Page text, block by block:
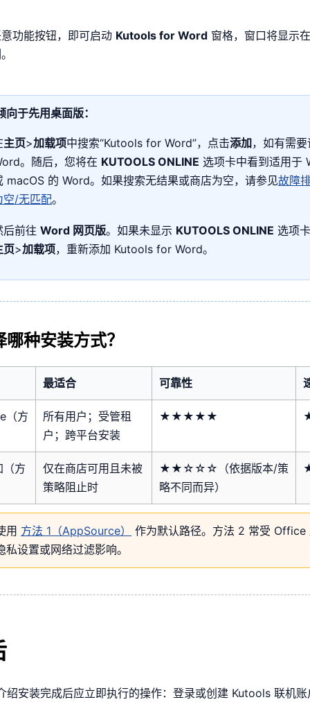
功能按钮，即可启动 Kutools for Word 窗格，窗口将显示
向于先用桌面版：
主页>加载项中搜索“Kutools for Word”，点击添加，如有需
。随后，您将在 KUTOOLS ONLINE 选项卡中看到适用于
macOS 的 Word。如果搜索无结果或商店为空，请参见故障
空/无匹配。
后前往 Word 网页版。如果未显示 KUTOOLS ONLINE 选项
页>加载项，重新添加 Kutools for Word。
种安装方式？
最适合 可靠性
（方
所有用户；受管租
户；跨平台安装
★★★★★
（方
仅在商店可用且未被
策略阻止时
★★☆☆☆（依据版本/策
略不同而异）
用 方法 1（AppSource）
作为默认路径。方法 2 常受 Office
私设置或网络过滤影响。
绍安装完成后应立即执行的操作：登录或创建 Kutools 联机